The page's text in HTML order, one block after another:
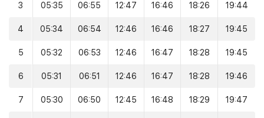
3 05:35 06:55 12:47 16:46 18:26 19:44
4 05:34 06:54 12:46 16:46 18:27 19:45
5 05:32 06:53 12:46 16:47 18:28 19:45
6 05:31 06:51 12:46 16:47 18:28 19:46
7 05:30 06:50 12:45 16:48 18:29 19:47